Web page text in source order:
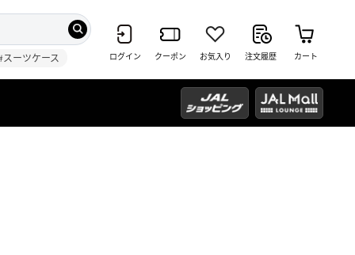
スーツケース ログイン クーポン お気入り 注文履歴 カート